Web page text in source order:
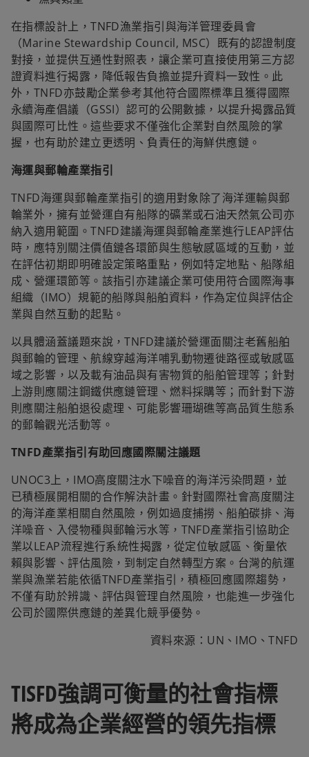
在指標設計上，TNFD漁業指引與海洋管理委員會
（Marine Stewardship Council, MSC）既有的認證制度
對接，並提供互通性對照表，讓企業可直接使用第三方認
證資料進行揭露，降低報告負擔並提升資料一致性。此
外，TNFD亦鼓勵企業參考其他符合國際標準且獲得國際
永續海產倡議（GSSI）認可的公開數據，以提升揭露品質
與國際可比性。這些要求不僅強化企業對自然風險的掌
握，也有助於建立更透明、負責任的海鮮供應鏈。
海運與郵輪產業指引
TNFD海運與郵輪產業指引的適用對象除了海洋運輸與郵
輪業外，擁有並營運自有船隊的礦業或石油天然氣公司亦
納入適用範圍。TNFD建議海運與郵輪產業進行LEAP評估
時，應特別關注價值鏈各環節與生態敏感區域的互動，並
在評估初期即明確設定策略重點，例如特定地點、船隊組
成、營運環節等。該指引亦建議企業可使用符合國際海事
組織（IMO）規範的船隊與船舶資料，作為定位與評估企
業與自然互動的起點。
以具體涵蓋議題來說，TNFD建議於營運面關注老舊船舶
與郵輪的管理、航線穿越海洋哺乳動物遷徙路徑或敏感區
域之影響，以及載有油品與有害物質的船舶管理等；針對
上游則應關注鋼鐵供應鏈管理、燃料採購等；而針對下游
則應關注船舶退役處理、可能影響珊瑚礁等高品質生態系
的郵輪觀光活動等。
TNFD產業指引有助回應國際關注議題
UNOC3上，IMO高度關注水下噪音的海洋污染問題，並
已積極展開相關的合作解決計畫。針對國際社會高度關注
的海洋產業相關自然風險，例如過度捕撈、船舶碳排、海
洋噪音、入侵物種與郵輪污水等，TNFD產業指引協助企
業以LEAP流程進行系統性揭露，從定位敏感區、衡量依
賴與影響、評估風險，到制定自然轉型方案。台灣的航運
業與漁業若能依循TNFD產業指引，積極回應國際趨勢，
不僅有助於辨識、評估與管理自然風險，也能進一步強化
公司於國際供應鏈的差異化競爭優勢。
資料來源：UN、IMO、TNFD
TISFD強調可衡量的社會指標
將成為企業經營的領先指標